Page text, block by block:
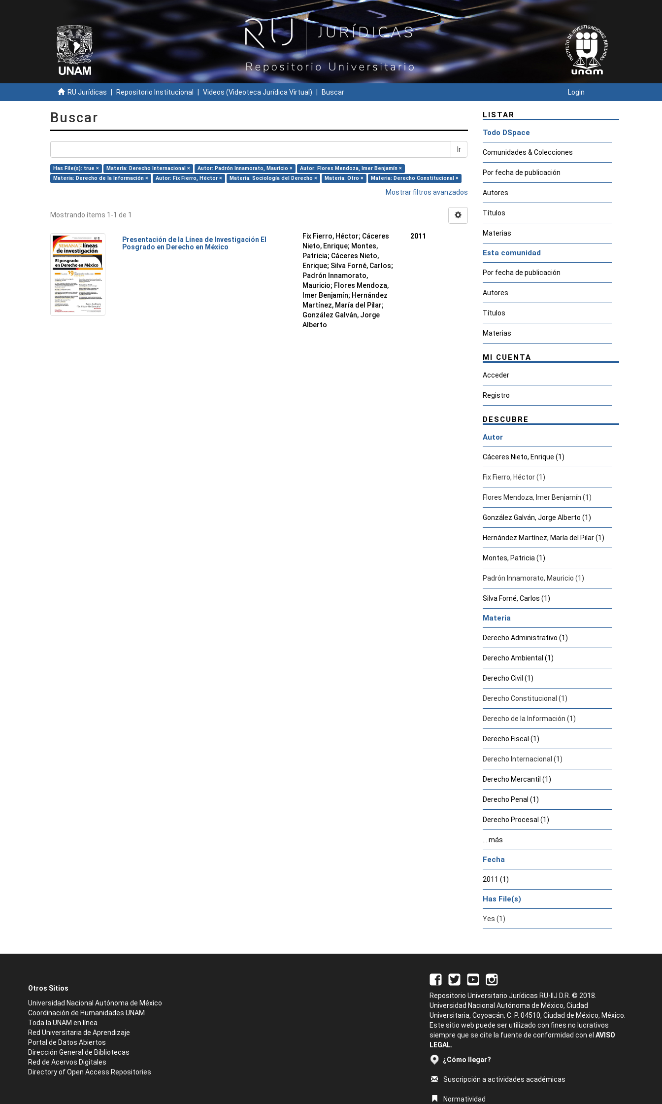
RU Jurídicas Repositorio Institucional Videos (Videoteca Jurídica Virtual) Buscar Login
Buscar
Ir
Has File(s): true × Materia: Derecho Internacional × Autor: Padrón Innamorato, Mauricio ×
Autor: Flores Mendoza, Imer Benjamín ×
Materia: Derecho de la Información ×
Autor: Fix Fierro, Héctor × Materia: Sociología del Derecho × Materia: Otro × Materia: Derecho Constitucional ×
Mostrar filtros avanzados
Mostrando ítems 1-1 de 1
Presentación de la Línea de Investigación El
Posgrado en Derecho en México
Fix Fierro, Héctor; Cáceres
Nieto, Enrique; Montes,
Patricia; Cáceres Nieto,
Enrique; Silva Forné, Carlos;
Padrón Innamorato,
Mauricio; Flores Mendoza,
Imer Benjamín; Hernández
Martínez, María del Pilar;
González Galván, Jorge
Alberto
2011
LISTAR
Todo DSpace
Comunidades & Colecciones
Por fecha de publicación
Autores
Títulos
Materias
Esta comunidad
Por fecha de publicación
Autores
Títulos
Materias
MI CUENTA
Acceder
Registro
DESCUBRE
Autor
Cáceres Nieto, Enrique (1)
Fix Fierro, Héctor (1)
Flores Mendoza, Imer Benjamín (1)
González Galván, Jorge Alberto (1)
Hernández Martínez, María del Pilar (1)
Montes, Patricia (1)
Padrón Innamorato, Mauricio (1)
Silva Forné, Carlos (1)
Materia
Derecho Administrativo (1)
Derecho Ambiental (1)
Derecho Civil (1)
Derecho Constitucional (1)
Derecho de la Información (1)
Derecho Fiscal (1)
Derecho Internacional (1)
Derecho Mercantil (1)
Derecho Penal (1)
Derecho Procesal (1)
... más
Fecha
2011 (1)
Has File(s)
Yes (1)
Otros Sitios
Universidad Nacional Autónoma de México
Coordinación de Humanidades UNAM
Toda la UNAM en línea
Red Universitaria de Aprendizaje
Portal de Datos Abiertos
Dirección General de Bibliotecas
Red de Acervos Digitales
Directory of Open Access Repositories
Repositorio Universitario Jurídicas RU-IIJ D.R. © 2018.
Universidad Nacional Autónoma de México, Ciudad
Universitaria, Coyoacán, C. P. 04510, Ciudad de México, México.
Este sitio web puede ser utilizado con fines no lucrativos
siempre que se cite la fuente de conformidad con el AVISO
LEGAL.
¿Cómo llegar?
Suscripción a actividades académicas
Normatividad